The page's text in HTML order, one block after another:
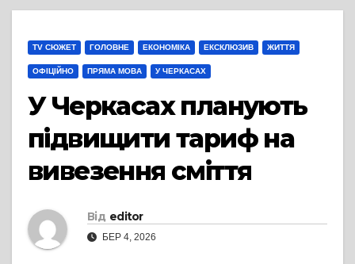
TV СЮЖЕТ ГОЛОВНЕ ЕКОНОМІКА ЕКСКЛЮЗИВ ЖИТТЯ
ОФІЦІЙНО ПРЯМА МОВА У ЧЕРКАСАХ
У Черкасах планують
підвищити тариф на
вивезення сміття
Від editor
БЕР 4, 2026